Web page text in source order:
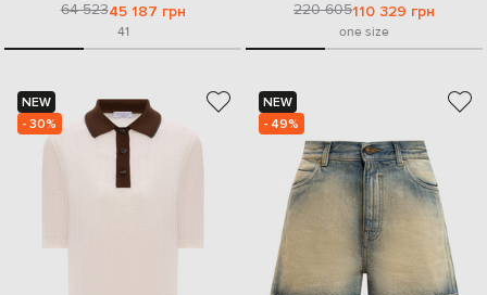
64 52345 187 грн
41
220 605110 329 грн
one size
NEW
- 30%
NEW
- 49%